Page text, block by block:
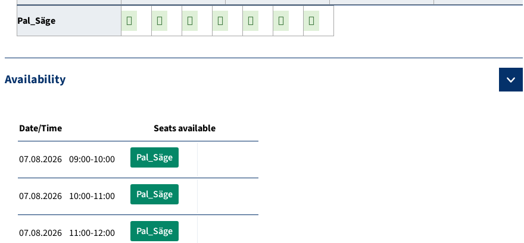
Pal_Säge
Availability
Date/Time Seats available
07.08.2026 09:00-10:00 Pal_Säge
07.08.2026 10:00-11:00 Pal_Säge
07.08.2026 11:00-12:00 Pal_Säge